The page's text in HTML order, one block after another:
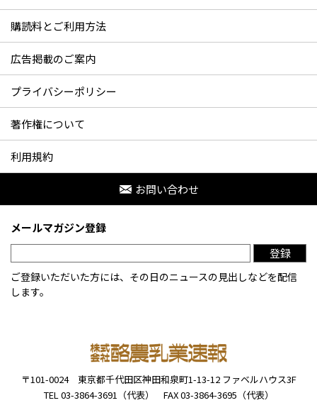
購読料とご利用方法
広告掲載のご案内
プライバシーポリシー
著作権について
利用規約
お問い合わせ
〒101-0024 東京都千代田区神田和泉町1-13-12 ファベルハウス3F
TEL 03-3864-3691（代表）
FAX 03-3864-3695（代表）
メールマガジン登録
登録
ご登録いただいた方には、その日のニュースの見出しなどを配信
します。